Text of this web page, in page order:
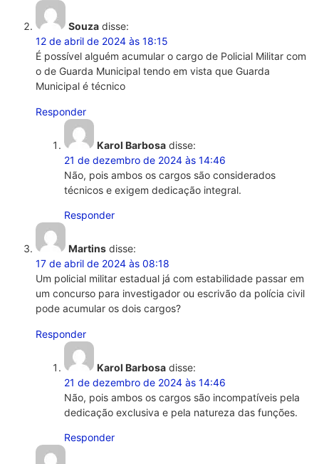
Souza disse:
12 de abril de 2024 às 18:15
É possível alguém acumular o cargo de Policial Militar com
o de Guarda Municipal tendo em vista que Guarda
Municipal é técnico
Responder
Karol Barbosa disse:
21 de dezembro de 2024 às 14:46
Não, pois ambos os cargos são considerados
técnicos e exigem dedicação integral.
Responder
Martins disse:
17 de abril de 2024 às 08:18
Um policial militar estadual já com estabilidade passar em
um concurso para investigador ou escrivão da polícia civil
pode acumular os dois cargos?
Responder
Karol Barbosa disse:
21 de dezembro de 2024 às 14:46
Não, pois ambos os cargos são incompatíveis pela
dedicação exclusiva e pela natureza das funções.
Responder